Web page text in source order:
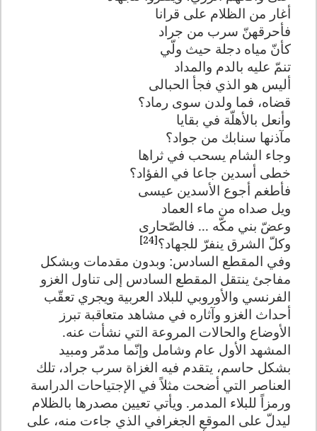
أغار من الظلام على قرانا
فأحرقهنّ سرب من جراد
كأنّ مياه دجلة حيث ولّي
تنمّ عليه بالدم والمداد
أليس هو الذي فجأ الحبالى
قضاه، فما ولدن سوى رماد؟
وأنعل بالأهلّة في بقايا
مآذنها سنابك من جواد؟
وجاء الشام يسحب في ثراها
خطى أسدين جاعا في الفؤاد؟
فأطغم أجوع الأسدين عيسى
ويل صداه من ماء العماد
وعضّ بني مكّه ... فالصّحارى
وكلّ الشرق ينفرّ للجهاد؟[24]
وفي المقطع السادس: وبدون مقدمات وبشكل
مفاجئ ينتقل المقطع السادس إلى تناول الغزو
الفرنسي والأوروبي للبلاد العربية ويجري تعقّب
أحداث الغزو وآثاره في مشاهد متعاقبة تبرز
الأوضاع والحالات المروعة التي نشأت عنه.
المشهد الأول عام وشامل وإنّما مدمّر ومبيد
بشكل حاسم، يتقدم فيه الغزاة سرب جراد، تلك
العناصر التي أضحت مثلاً في الإجتياحات الدراسة
ورمزاً للبلاء المدمر. ويأتي تعيين مصدرها بالظلام
ليدلّ على الموقع الجغرافي الذي جاءت منه، على